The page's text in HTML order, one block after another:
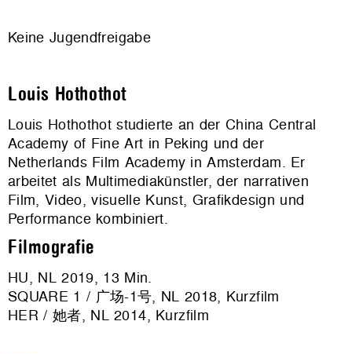
Keine Jugendfreigabe
Louis Hothothot
Louis Hothothot studierte an der China Central
Academy of Fine Art in Peking und der
Netherlands Film Academy in Amsterdam. Er
arbeitet als Multimediakünstler, der narrativen
Film, Video, visuelle Kunst, Grafikdesign und
Performance kombiniert.
Filmografie
HU, NL 2019, 13 Min.
SQUARE 1 / 广场-1号, NL 2018, Kurzfilm
HER / 她者, NL 2014, Kurzfilm